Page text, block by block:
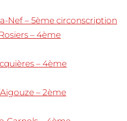
Nef – 5ème circonscription
– 4ème
– 4ème
– 2ème